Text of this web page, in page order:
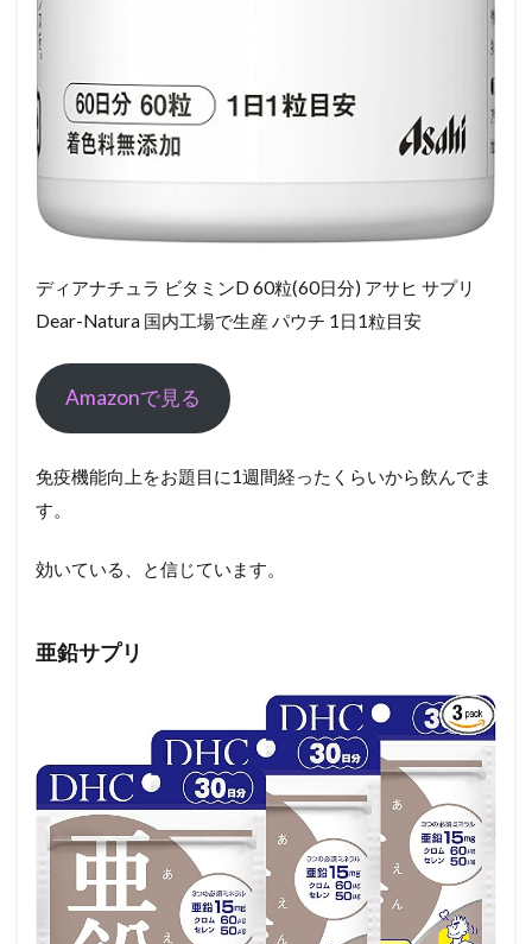
ディアナチュラ ビタミンD 60粒(60日分) アサヒ サプリ
Dear-Natura 国内工場で生産 パウチ 1日1粒目安
Amazonで見る
免疫機能向上をお題目に1週間経ったくらいから飲んでま
す。
効いている、と信じています。
亜鉛サプリ